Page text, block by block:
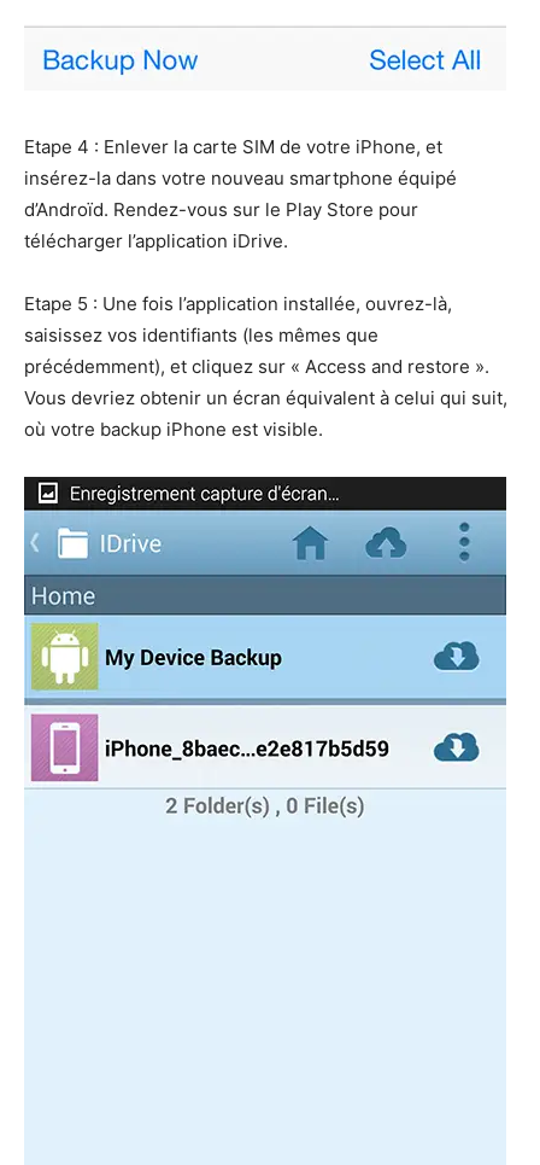
Etape 4 : Enlever la carte SIM de votre iPhone, et
insérez-la dans votre nouveau smartphone équipé
d’Androïd. Rendez-vous sur le Play Store pour
télécharger l’application iDrive.
Etape 5 : Une fois l’application installée, ouvrez-là,
saisissez vos identifiants (les mêmes que
précédemment), et cliquez sur « Access and restore ».
Vous devriez obtenir un écran équivalent à celui qui suit,
où votre backup iPhone est visible.